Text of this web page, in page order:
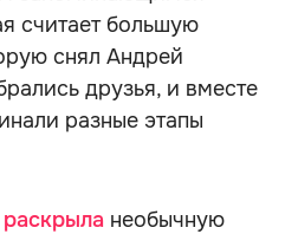
считает большую
снял Андрей
друзья, и вместе
разные этапы
раскрыла необычную